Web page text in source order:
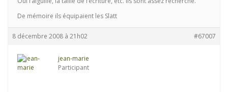
De mémoire ils équipaient les Slatt
8 décembre 2008 à 21h02 #67007
jean-marie
Participant